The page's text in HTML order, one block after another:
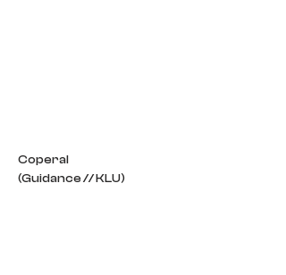
Coperal
(Guidance // KLU)